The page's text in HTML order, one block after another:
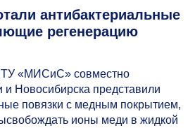
антибактериальные
регенерацию
«МИСиС» совместно
и Новосибирска представили
повязки с медным покрытием,
ионы меди в жидкой